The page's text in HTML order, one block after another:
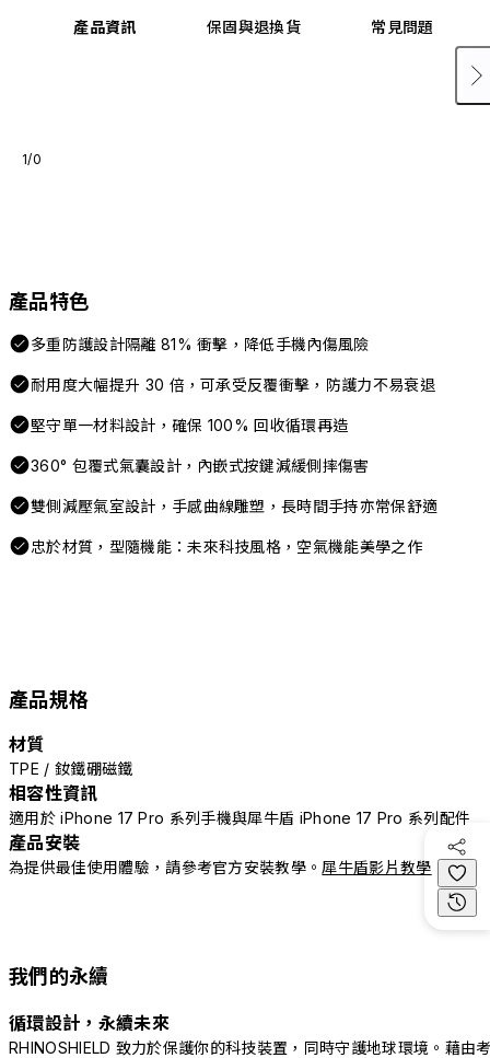
產品資訊 保固與退換貨 常見問題
1/0
產品特色
多重防護設計隔離 81% 衝擊，降低手機內傷風險
耐用度大幅提升 30 倍，可承受反覆衝擊，防護力不易衰退
堅守單一材料設計，確保 100% 回收循環再造
360° 包覆式氣囊設計，內嵌式按鍵減緩側摔傷害
雙側減壓氣室設計，手感曲線雕塑，長時間手持亦常保舒適
忠於材質，型隨機能：未來科技風格，空氣機能美學之作
產品規格
材質
TPE / 釹鐵硼磁鐵
相容性資訊
適用於 iPhone 17 Pro 系列手機與犀牛盾 iPhone 17 Pro 系列配件
產品安裝
為提供最佳使用體驗，請參考官方安裝教學。 犀牛盾影片教學
我們的永續
循環設計，永續未來
RHINOSHIELD 致力於保護你的科技裝置，同時守護地球環境。藉由